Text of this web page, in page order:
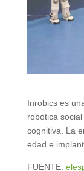
Inrobics es
robótica
cognitiva. La
edad e
FUENTE: